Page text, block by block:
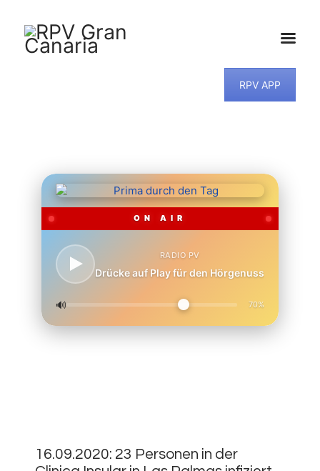
RPV APP
ON AIR
RADIO PV
Drücke auf Play für den Hörgenuss
🔊 70%
MUSIKWUNSCH
16.09.2020: 23 Personen in der